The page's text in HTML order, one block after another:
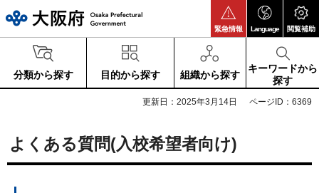
緊急情報 Language 閲覧補助
分類から探す 目的から探す 組織から探す
キーワードから
探す
更新日：2025年3月14日 ページID：6369
よくある質問(入校希望者向け)